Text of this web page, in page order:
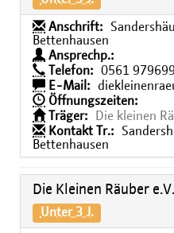
Anschrift:
Bettenhausen
Ansprechp.:
Telefon:
0561
E-Mail:
Öffnungszeiten:
Träger:
Die kleinen
Kontakt Tr.:
Bettenhausen
Die Kleinen Räuber
Unter 3 J.